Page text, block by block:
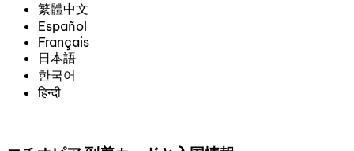
繁體中文
Español
Français
日本語
한국어
हिन्दी